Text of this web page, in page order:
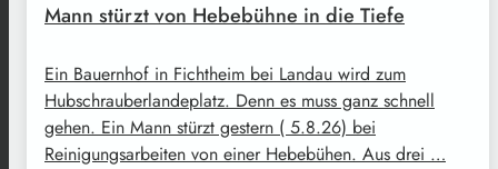
Mann stürzt von Hebebühne in die Tiefe
Ein Bauernhof in Fichtheim bei Landau wird zum
Hubschrauberlandeplatz. Denn es muss ganz schnell
gehen. Ein Mann stürzt gestern ( 5.8.26) bei
Reinigungsarbeiten von einer Hebebühen. Aus drei …